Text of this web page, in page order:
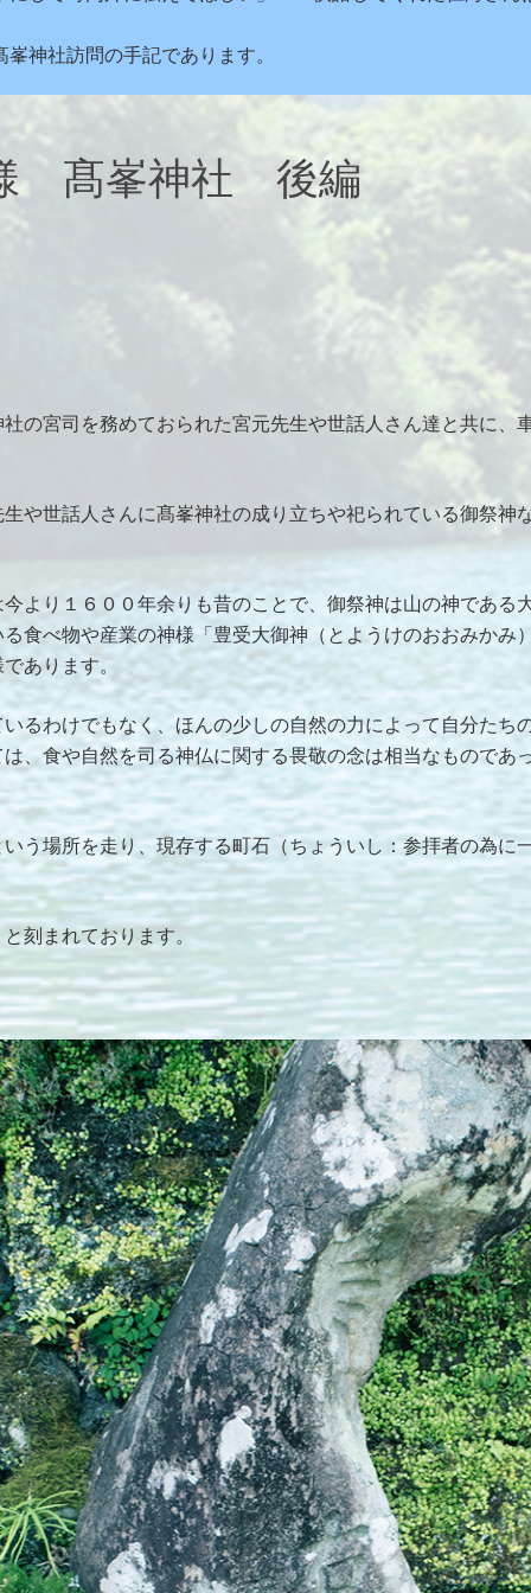
神社訪問の手記であります。
髙峯神社 後編
の宮司を務めておられた宮元先生や世話人さん達と共に、
や世話人さんに髙峯神社の成り立ちや祀られている御祭神
より１６００年余りも昔のことで、御祭神は山の神である
食べ物や産業の神様「豊受大御神（とようけのおおみかみ
あります。
るわけでもなく、ほんの少しの自然の力によって自分たち
、食や自然を司る神仏に関する畏敬の念は相当なものであ
う場所を走り、現存する町石（ちょういし：参拝者の為に
刻まれております。